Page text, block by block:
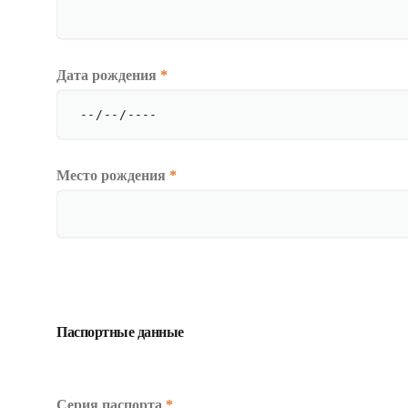
Дата рождения *
Место рождения *
Паспортные данные